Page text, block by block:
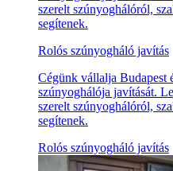
szerelt szúnyoghálóról,
segítenek.
Rolós szúnyogháló javítás
Cégünk vállalja Budapest
szúnyoghálója javítását.
szerelt szúnyoghálóról,
segítenek.
Rolós szúnyogháló javítás